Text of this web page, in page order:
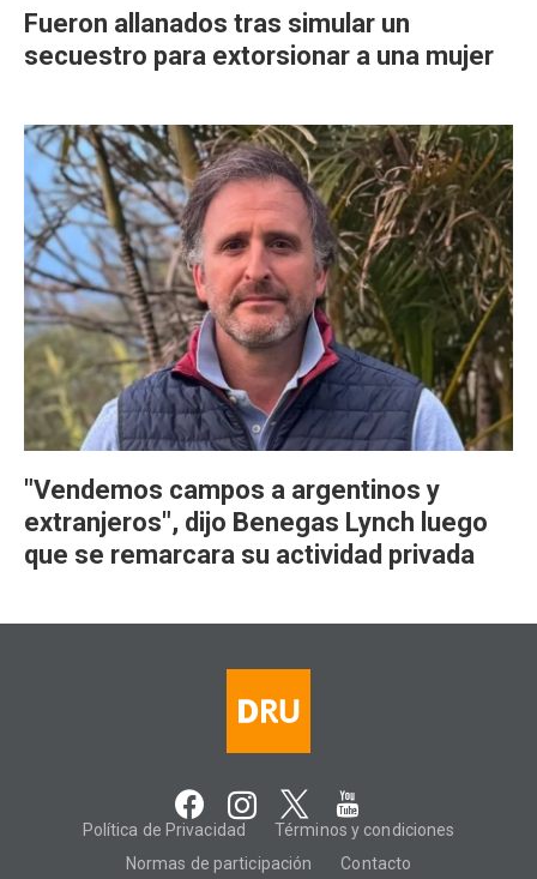
Fueron allanados tras simular un
secuestro para extorsionar a una mujer
"Vendemos campos a argentinos y
extranjeros", dijo Benegas Lynch luego
que se remarcara su actividad privada
Política de Privacidad
Términos y condiciones
Normas de participación
Contacto